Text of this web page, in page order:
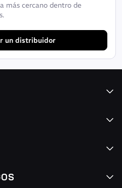
más cercano dentro de
un distribuidor